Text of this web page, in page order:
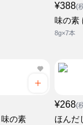
¥388(
味の素
8g×7本
の素
¥268(
ほんだ